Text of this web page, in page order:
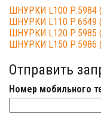
ШНУРКИ L100 Р.5984
ШНУРКИ L110 Р.6549
ШНУРКИ L120 Р.5985
ШНУРКИ L150 Р.5986
Отправить
Номер мобильного